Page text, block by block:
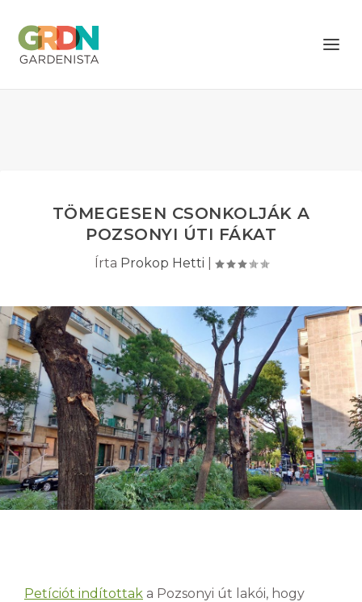
TÖMEGESEN CSONKOLJÁK A
POZSONYI ÚTI FÁKAT
Írta Prokop Hetti
Petíciót indítottak a Pozsonyi út lakói, hogy